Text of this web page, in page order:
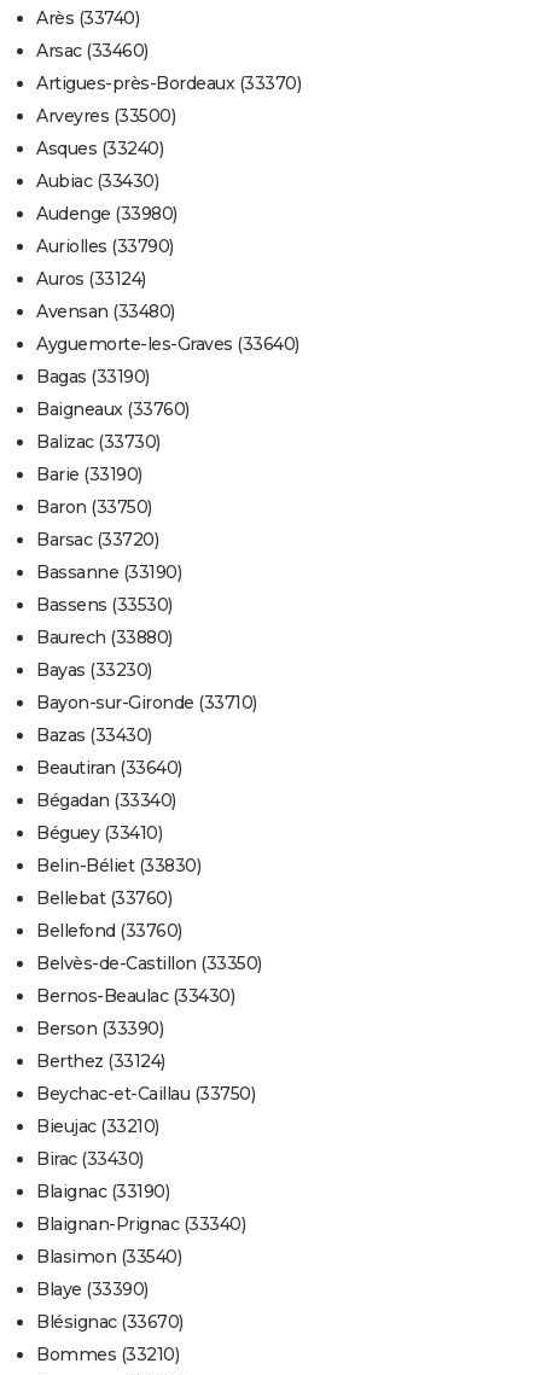
Arès (33740)
Arsac (33460)
Artigues-près-Bordeaux (33370)
Arveyres (33500)
Asques (33240)
Aubiac (33430)
Audenge (33980)
Auriolles (33790)
Auros (33124)
Avensan (33480)
Ayguemorte-les-Graves (33640)
Bagas (33190)
Baigneaux (33760)
Balizac (33730)
Barie (33190)
Baron (33750)
Barsac (33720)
Bassanne (33190)
Bassens (33530)
Baurech (33880)
Bayas (33230)
Bayon-sur-Gironde (33710)
Bazas (33430)
Beautiran (33640)
Bégadan (33340)
Béguey (33410)
Belin-Béliet (33830)
Bellebat (33760)
Bellefond (33760)
Belvès-de-Castillon (33350)
Bernos-Beaulac (33430)
Berson (33390)
Berthez (33124)
Beychac-et-Caillau (33750)
Bieujac (33210)
Birac (33430)
Blaignac (33190)
Blaignan-Prignac (33340)
Blasimon (33540)
Blaye (33390)
Blésignac (33670)
Bommes (33210)